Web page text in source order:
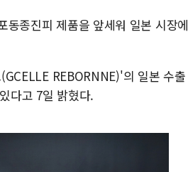
종진피 제품을 앞세워 일본 시장에
REBORNNE)'의 일본 수출
다고 7일 밝혔다.